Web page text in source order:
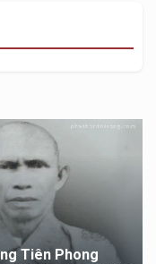
Tiên Phong